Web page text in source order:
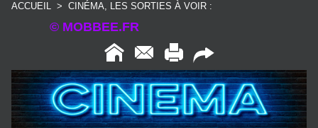
ACCUEIL > CINÉMA, LES SORTIES À VOIR :
© MOBBEE.FR